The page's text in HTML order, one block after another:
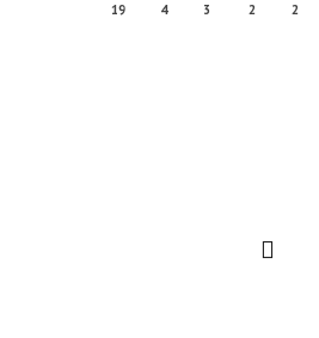
19 4 3 2 2